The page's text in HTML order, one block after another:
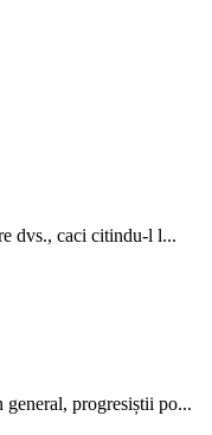
dvs., caci citindu-l l...
general, progresiștii po...